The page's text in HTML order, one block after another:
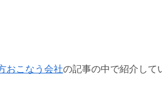
おこなう会社の記事の中で紹介して